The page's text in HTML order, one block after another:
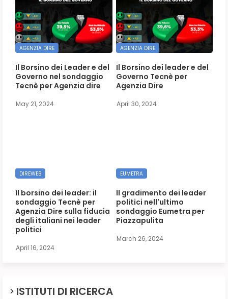
AGENZIA DIRE
Il Borsino dei Leader e del
Governo nel sondaggio
Tecnè per Agenzia dire
May 21, 2024
AGENZIA DIRE
Il Borsino dei leader e del
Governo Tecnè per
Agenzia Dire
April 30, 2024
DIREWEB
Il borsino dei leader: il
sondaggio Tecnè per
Agenzia Dire sulla fiducia
degli italiani nei leader
politici
April 16, 2024
EUMETRA
Il gradimento dei leader
politici nell'ultimo
sondaggio Eumetra per
Piazzapulita
March 26, 2024
ISTITUTI DI RICERCA